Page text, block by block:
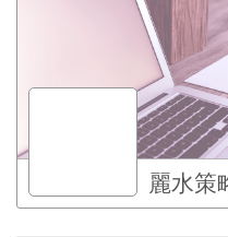
麗水策